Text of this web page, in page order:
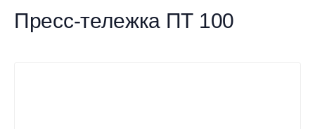
Пресс-тележка ПТ 100